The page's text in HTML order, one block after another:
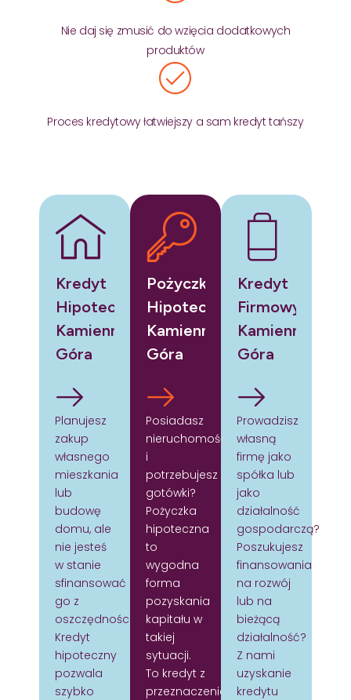
Nie daj się zmusić do wzięcia dodatkowych
produktów
Proces kredytowy łatwiejszy a sam kredyt tańszy
Kredyt
Hipoteczny
Kamienna
Góra
Planujesz
zakup
własnego
mieszkania
lub
budowę
domu, ale
nie jesteś
w stanie
sfinansować
go z
oszczędności?
Kredyt
hipoteczny
pozwala
szybko
Pożyczka
Hipoteczna
Kamienna
Góra
Posiadasz
nieruchomość
i
potrzebujesz
gotówki?
Pożyczka
hipoteczna
to
wygodna
forma
pozyskania
kapitału w
takiej
sytuacji.
To kredyt z
przeznaczeniem
Kredyt
Firmowy
Kamienna
Góra
Prowadzisz
własną
firmę jako
spółka lub
jako
działalność
gospodarczą?
Poszukujesz
finansowania
na rozwój
lub na
bieżącą
działalność?
Z nami
uzyskanie
kredytu